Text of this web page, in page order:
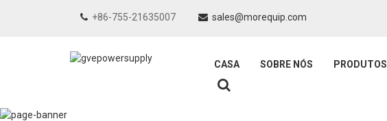
+86-755-21635007 sales@morequip.com
CASA SOBRE NÓS PRODUTOS